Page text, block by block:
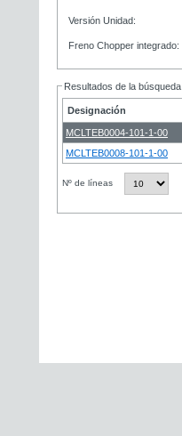
Versión Unidad:
Freno Chopper integrado:
Resultados de la búsqueda
Designación
MCLTEB0004-101-1-00
MCLTEB0008-101-1-00
Nº de líneas